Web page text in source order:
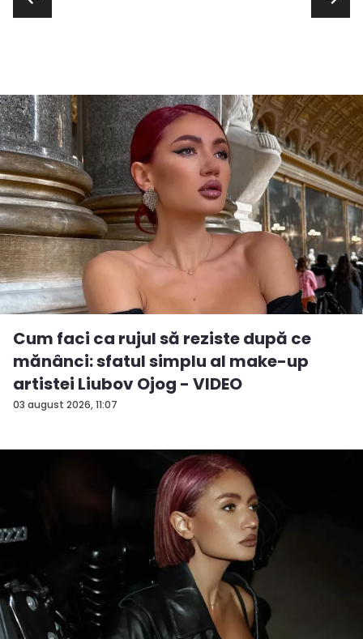
03 august 2026, 11:07
Cum faci ca rujul să reziste după ce
mănânci: sfatul simplu al make-up
artistei Liubov Ojog - VIDEO